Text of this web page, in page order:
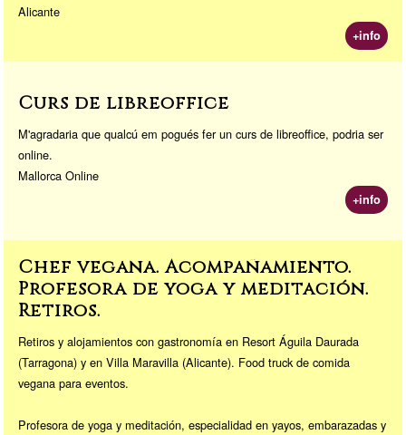
Alicante
+info
Curs de libreoffice
M'agradaria que qualcú em pogués fer un curs de libreoffice, podria ser
online.
Mallorca Online
+info
Chef vegana. Acompañamiento.
Profesora de yoga y meditación.
Retiros.
Retiros y alojamientos con gastronomía en Resort Águila Daurada
(Tarragona) y en Villa Maravilla (Alicante). Food truck de comida
vegana para eventos.
Profesora de yoga y meditación, especialidad en yayos, embarazadas y